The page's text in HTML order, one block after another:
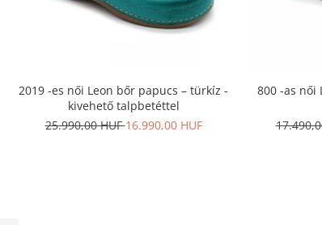
2019 -es női Leon bőr papucs – türkíz -
kivehető talpbetéttel
25.990,00 HUF16.990,00 HUF
800 -as női